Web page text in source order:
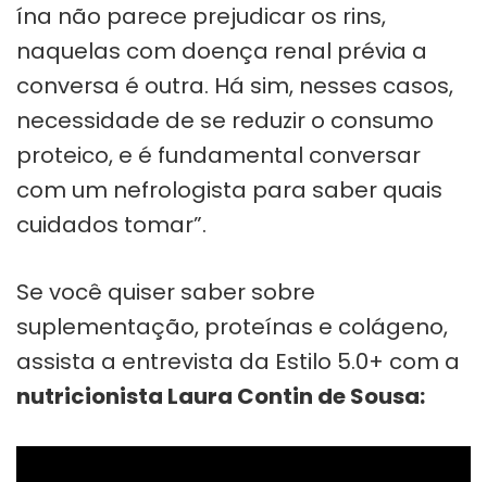
ína não parece pre­ju­di­car os rins,
naque­las com doença renal pré­via a
con­versa é outra. Há sim, nes­ses casos,
neces­si­dade de se redu­zir o con­sumo
pro­teico, e é fun­da­men­tal con­ver­sar
com um nefro­lo­gista para saber quais
cui­da­dos tomar”.
Se você quiser saber sobre
suplementação, proteínas e colágeno,
assista a entrevista da Estilo 5.0+ com a
nutricionista Laura Contin de Sousa: